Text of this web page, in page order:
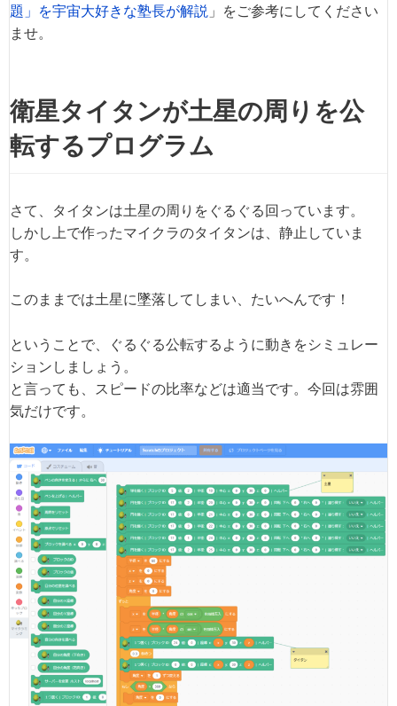
題」を宇宙大好きな塾長が解説 」をご参考にしてください
ませ。
衛星タイタンが土星の周りを公
転するプログラム
さて、タイタンは土星の周りをぐるぐる回っています。
しかし上で作ったマイクラのタイタンは、静止していま
す。
このままでは土星に墜落してしまい、たいへんです！
ということで、ぐるぐる公転するように動きをシミュレー
ションしましょう。
と言っても、スピードの比率などは適当です。今回は雰囲
気だけです。